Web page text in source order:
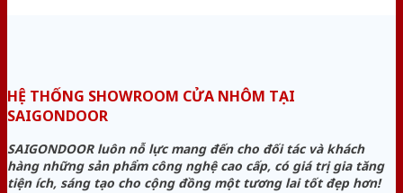
HỆ THỐNG SHOWROOM CỬA NHÔM TẠI
SAIGONDOOR
SAIGONDOOR luôn nỗ lực mang đến cho đối tác và khách
hàng những sản phẩm công nghệ cao cấp, có giá trị gia tăng
tiện ích, sáng tạo cho cộng đồng một tương lai tốt đẹp hơn!